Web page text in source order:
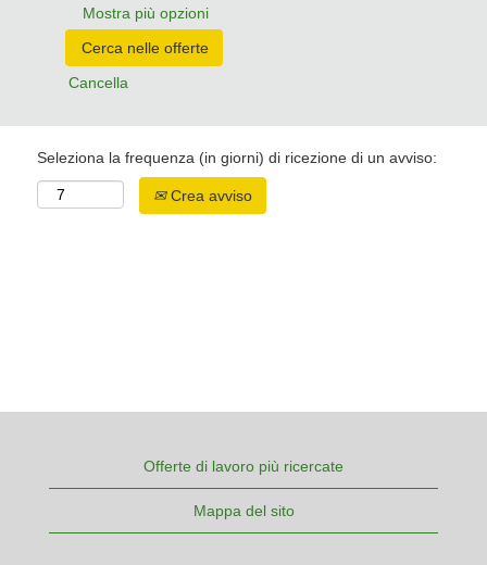
Mostra più opzioni
Cancella
Seleziona la frequenza (in giorni) di ricezione di un avviso:
Crea avviso
Offerte di lavoro più ricercate
Mappa del sito